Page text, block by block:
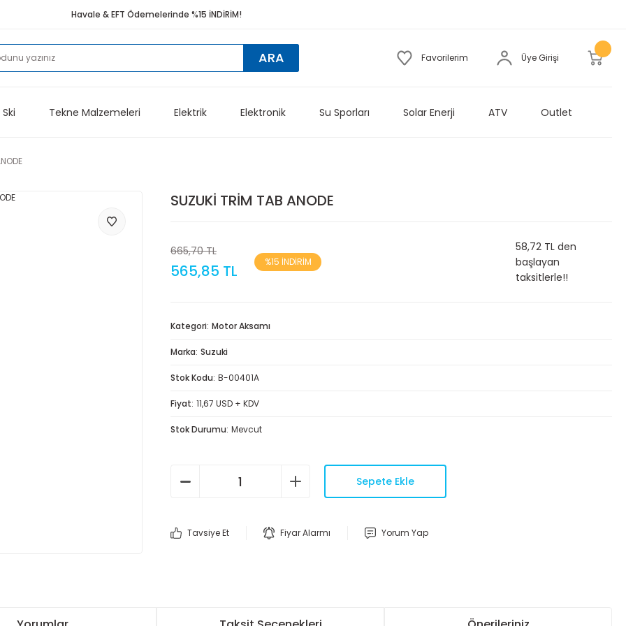
Havale & EFT Ödemelerinde %15 İNDİRİM!
ARA Favorilerim Üye Girişi
Tekne Malzemeleri Elektrik Elektronik Su Sporları Solar Enerji ATV Outlet
SUZUKİ TRİM TAB ANODE
665,70 TL
565,85 TL %15 İNDİRİM
58,72 TL den
başlayan
taksitlerle!!
Kategori Motor Aksamı
Marka Suzuki
Stok Kodu B-00401A
Fiyat 11,67 USD + KDV
Stok Durumu Mevcut
Sepete Ekle
Tavsiye Et Fiyar Alarmı Yorum Yap